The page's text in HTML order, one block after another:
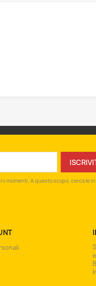
momenti. A questo scopo, cerca le